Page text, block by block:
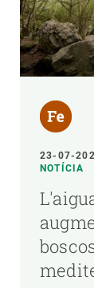
23-07-
NOTÍCIA